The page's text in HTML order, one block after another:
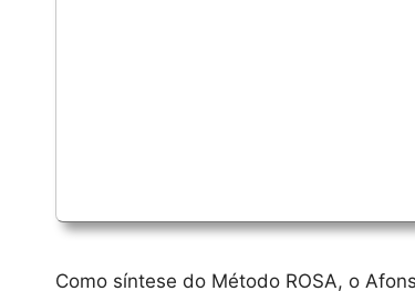
Como síntese do Método ROSA, o